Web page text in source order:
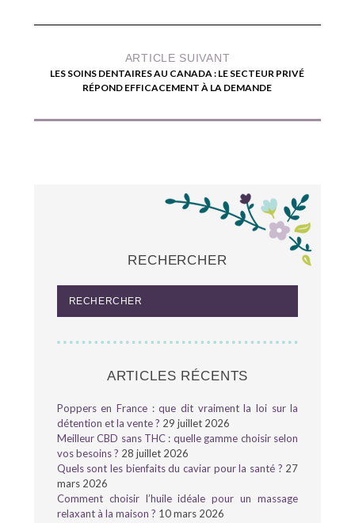
ARTICLE SUIVANT
LES SOINS DENTAIRES AU CANADA : LE SECTEUR PRIVÉ
RÉPOND EFFICACEMENT À LA DEMANDE
RECHERCHER
ARTICLES RÉCENTS
Poppers en France : que dit vraiment la loi sur la
détention et la vente ? 29 juillet 2026
Meilleur CBD sans THC : quelle gamme choisir selon
vos besoins ? 28 juillet 2026
Quels sont les bienfaits du caviar pour la santé ? 27
mars 2026
Comment choisir l’huile idéale pour un massage
relaxant à la maison ? 10 mars 2026